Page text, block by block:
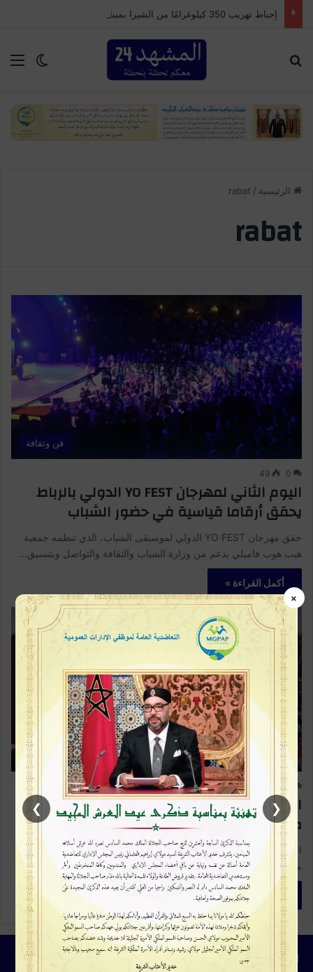
الوضع
الرئيسية /
rabat
rabat
فن وثقافة
0
49
اليوم الثاني لمهرجان YO FEST الدولي بالرباط
يحقق أرقاما قياسية في حضور الشباب
حقق مهرجان YO FEST الدولي لموسيقى الشباب، الذي تنظمه جمعية
هيب هوب فاميلي بدعم من وزارة الشباب والثقافة والتواصل وبتنسيق…
أكمل القراءة »
فن وثقافة
0
الرباط تحتضن مهرجان YO FEST 2025: تنوع
موسيقي وضيف شرف إسبانيا
انطلقت يوم الجمعة 29 غشت 2025 فعاليات الدورة الثانية عشرة من
مهرجان YO FEST بالعاصمة الرباط، تحت شعار: “نحو 2030:…
أكمل القراءة »
الطقس
×
❮
❯